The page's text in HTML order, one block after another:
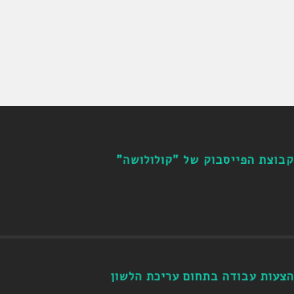
קבוצת הפייסבוק של "קולולושה"
הצעות עבודה בתחום עריכת הלשון